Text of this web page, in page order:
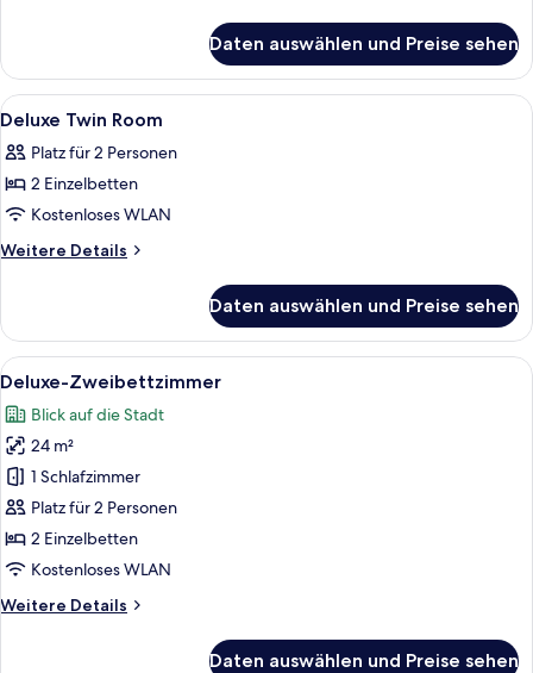
Queen
Room
Daten auswählen und Preise sehen
Alle
Fotos
für
Deluxe
Twin
Room
Zimmersafe, Schreibtisch,
1
Deluxe Twin Room
Platz für 2 Personen
2 Einzelbetten
Kostenloses WLAN
Weitere Details
Weitere
Twin
Room
Daten auswählen und Preise sehen
Alle
Fotos
für
Deluxe-
Zweibettzimmer
anzeigen
Ein modernes Zimmer mit einem
3
Deluxe-Zweibettzimmer
Blick auf die Stadt
24 m²
1 Schlafzimmer
Platz für 2 Personen
2 Einzelbetten
Kostenloses WLAN
Weitere Details
Weitere
Daten auswählen und Preise sehen